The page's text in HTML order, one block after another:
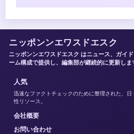
ニッポンンエワスドエスク
ニッポンンエワスドエスク はニュース、ガイ
ーム構成で提供し、編集部が継続的に更新しま
人気
迅速なファクトチェックのために整理された、
性リソース。
会社概要
お問い合わせ